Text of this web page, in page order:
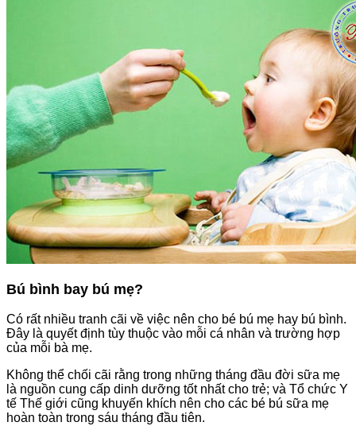
Bú bình bay bú mẹ?
Có rất nhiều tranh cãi về việc nên cho bé bú mẹ hay bú bình.
Đây là quyết định tùy thuộc vào mỗi cá nhân và trường hợp
của mỗi bà mẹ.
Không thể chối cãi rằng trong những tháng đầu đời sữa mẹ
là nguồn cung cấp dinh dưỡng tốt nhất cho trẻ; và Tổ chức Y
tế Thế giới cũng khuyến khích nên cho các bé bú sữa mẹ
hoàn toàn trong sáu tháng đầu tiên.